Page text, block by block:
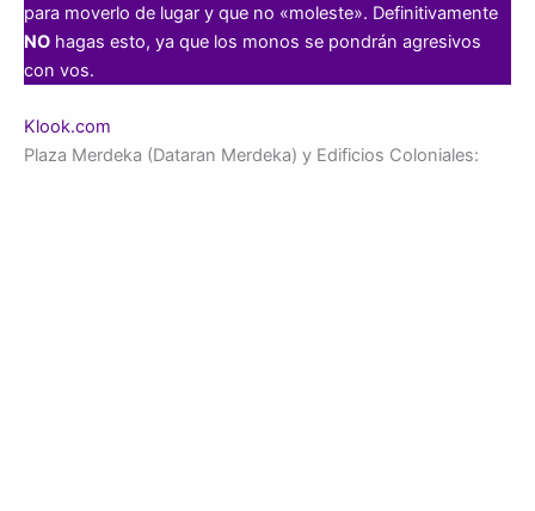
para moverlo de lugar y que no «moleste». Definitivamente
NO hagas esto, ya que los monos se pondrán agresivos
con vos.
Klook.com
Plaza Merdeka (Dataran Merdeka) y Edificios Coloniales: